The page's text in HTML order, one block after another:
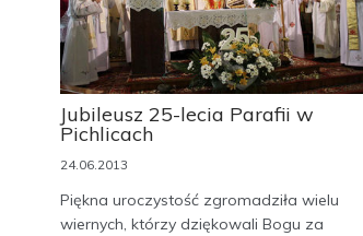
Jubileusz 25-lecia Parafii w
Pichlicach
24.06.2013
Piękna uroczystość zgromadziła wielu
wiernych, którzy dziękowali Bogu za